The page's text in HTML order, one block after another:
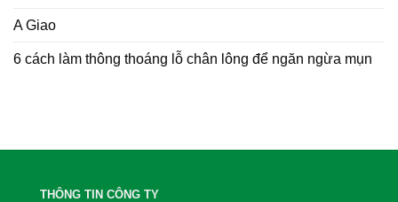
A Giao
6 cách làm thông thoáng lỗ chân lông để ngăn ngừa mụn
THÔNG TIN CÔNG TY